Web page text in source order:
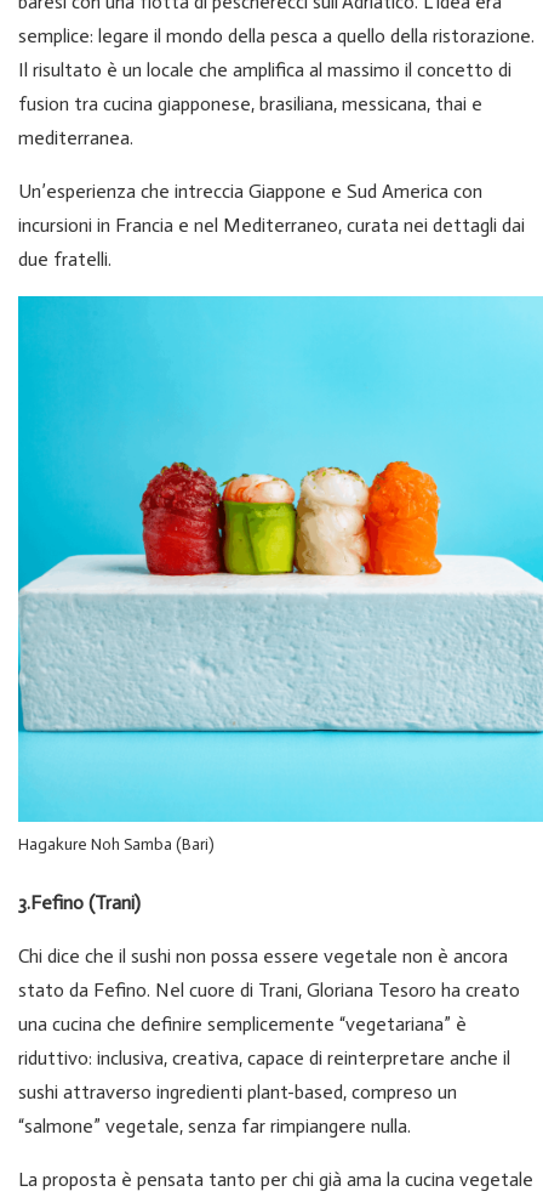
semplice: legare il mondo della pesca a quello della ristorazione.
Il risultato è un locale che amplifica al massimo il concetto di
fusion tra cucina giapponese, brasiliana, messicana, thai e
mediterranea.
Un’esperienza che intreccia Giappone e Sud America con
incursioni in Francia e nel Mediterraneo, curata nei dettagli dai
due fratelli.
Hagakure Noh Samba (Bari)
3.Fefino (Trani)
Chi dice che il sushi non possa essere vegetale non è ancora
stato da Fefino. Nel cuore di Trani, Gloriana Tesoro ha creato
una cucina che definire semplicemente “vegetariana” è
riduttivo: inclusiva, creativa, capace di reinterpretare anche il
sushi attraverso ingredienti plant-based, compreso un
“salmone” vegetale, senza far rimpiangere nulla.
La proposta è pensata tanto per chi già ama la cucina vegetale